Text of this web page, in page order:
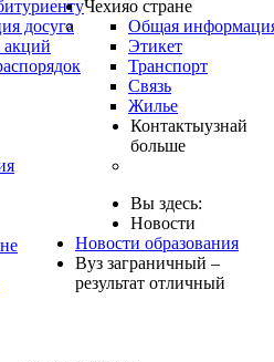
досуга
акций
Чехияо стране
Общая
Этикет
Транспорт
Связь
Жилье
Контактыузнай
больше
Вы здесь:
Новости
Новости образования
Вуз заграничный –
результат отличный